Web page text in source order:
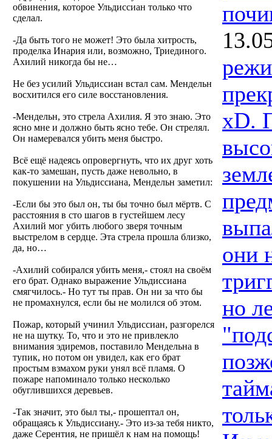
обвинения, которое Ульдиссиан только что
сделал.
-Да быть того не может! Это была хитрость,
проделка Инария или, возможно, Триединого.
Ахилий никогда бы не…
Не без усилий Ульдиссиан встал сам. Мендельн
восхитился его силе восстановления.
-Мендельн, это стрела Ахилия. Я это знаю. Это
ясно мне и должно быть ясно тебе. Он стрелял.
Он намеревался убить меня быстро.
Всё ещё надеясь опровергнуть, что их друг хоть
как-то замешан, пусть даже невольно, в
покушении на Ульдиссиана, Мендельн заметил:
-Если бы это был он, ты бы точно был мёртв. С
расстояния в сто шагов в густейшем лесу
Ахилий мог убить любого зверя точным
выстрелом в сердце. Эта стрела прошла близко,
да, но…
-Ахилий собирался убить меня,- стоял на своём
его брат. Однако выражение Ульдиссиана
смягчилось.- Но тут ты прав. Он ни за что бы
не промахнулся, если бы не молился об этом.
Пожар, который учинил Ульдиссиан, разгорелся
не на шутку. То, что и это не привлекло
внимания эдиремов, поставило Мендельна в
тупик, но потом он увидел, как его брат
простым взмахом руки унял всё пламя. О
пожаре напоминало только несколько
обуглившихся деревьев.
-Так значит, это был ты,- прошептал он,
обращаясь к Ульдиссиану.- Это из-за тебя никто,
даже Серентия, не пришёл к нам на помощь!
xD.
они
но